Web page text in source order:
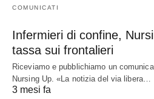
COMUNICATI
Infermieri di confine,
tassa sui frontalieri
Riceviamo e pubblichiamo un
Nursing Up. «La notizia del via libera…
3 mesi fa